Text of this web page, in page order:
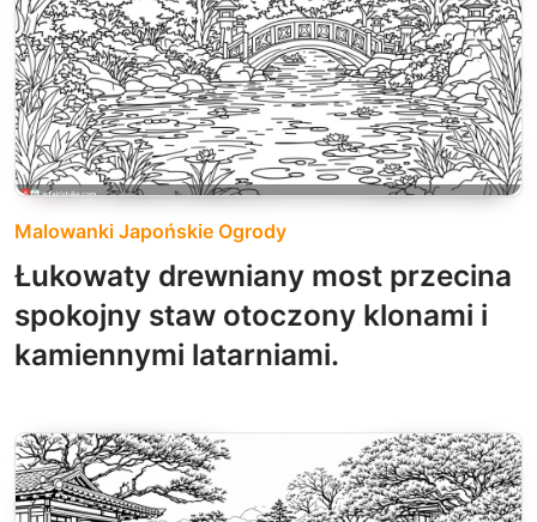
Malowanki Japońskie Ogrody
Łukowaty drewniany most przecina
spokojny staw otoczony klonami i
kamiennymi latarniami.